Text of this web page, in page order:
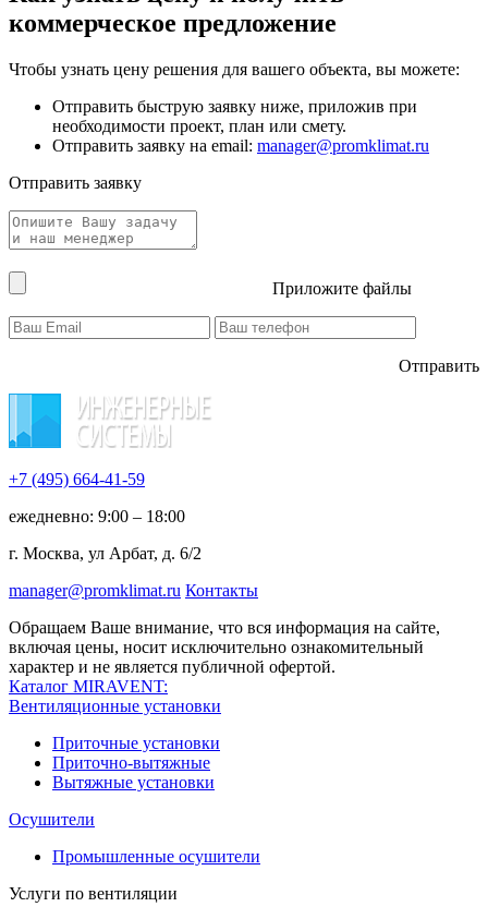
коммерческое предложение
Чтобы узнать цену решения для вашего объекта, вы можете:
Отправить быструю заявку ниже, приложив при
необходимости проект, план или смету.
Отправить заявку на email: manager@promklimat.ru
Отправить заявку
Приложите файлы
Отправить
+7 (495) 664-41-59
ежедневно: 9:00 – 18:00
г. Москва, ул Арбат, д. 6/2
manager@promklimat.ru Контакты
Обращаем Ваше внимание, что вся информация на сайте,
включая цены, носит исключительно ознакомительный
характер и не является публичной офертой.
Каталог MIRAVENT:
Вентиляционные установки
Приточные установки
Приточно-вытяжные
Вытяжные установки
Осушители
Промышленные осушители
Услуги по вентиляции